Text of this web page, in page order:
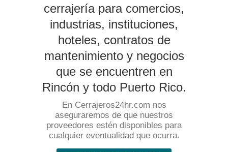
cerrajería para comercios,
industrias, instituciones,
hoteles, contratos de
mantenimiento y negocios
que se encuentren en
Rincón y todo Puerto Rico.
En Cerrajeros24hr.com nos
aseguraremos de que nuestros
proveedores estén disponibles para
cualquier eventualidad que ocurra.